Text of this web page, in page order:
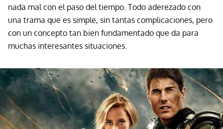
nada mal con el paso del tiempo. Todo aderezado con
una trama que es simple, sin tantas complicaciones, pero
con un concepto tan bien fundamentado que da para
muchas interesantes situaciones.